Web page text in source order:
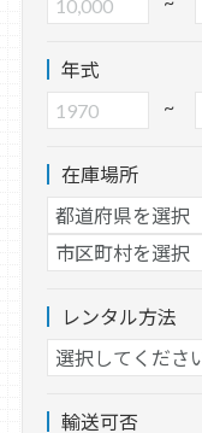
年式
~
在庫場所
レンタル方法
輸送可否